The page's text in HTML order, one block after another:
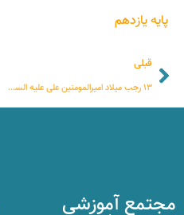
پایه یازدهم
قبلی
۱۳ رجب میلاد امیرالمومنین علی علیه السلام
مجتمع آموزشی